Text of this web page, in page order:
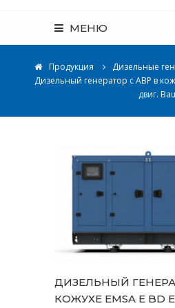
МЕНЮ
Продукция Дизельные
Дизельный генератор с АВР в
двиг.
ДИЗЕЛЬНЫЙ
КОЖУХЕ EMSA E BD